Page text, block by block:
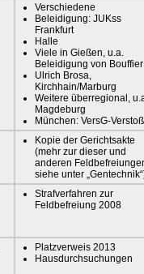
Verschiedene
Beleidigung: JUKss
Frankfurt
Halle
Viele in Gießen, u.a.
Beleidigung von Bouffier
Ulrich Brosa,
Kirchhain/Marburg
Weitere überregional,
Magdeburg
München: VersG-Verstoß
Kopie der Gerichtsakte
(mehr zur dieser und
anderen
siehe unter
Strafverfahren zur
Feldbefreiung 2008
Platzverweis 2013
Hausdurchsuchungen